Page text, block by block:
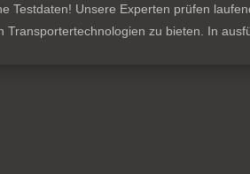
Testdaten! Unsere Experten prüfen
zu bieten. In